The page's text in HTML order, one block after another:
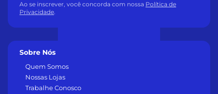
Sobre Nós
Quem Somos
Nossas Lojas
Trabalhe Conosco
Ao se inscrever, você concorda com nossa Política de
Privacidade.